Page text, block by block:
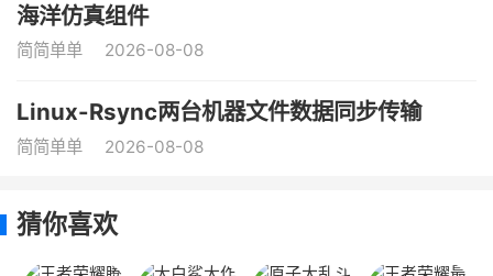
海洋仿真组件
简简单单 2026-08-08
Linux-Rsync两台机器文件数据同步传输
简简单单 2026-08-08
猜你喜欢